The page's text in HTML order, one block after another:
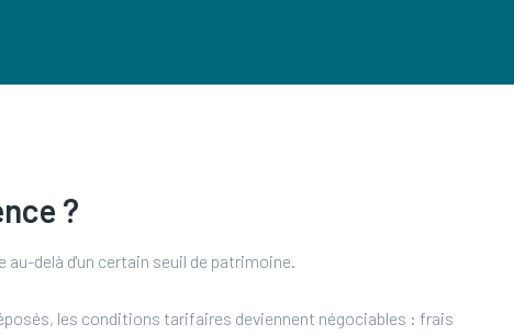
?
delà d'un certain seuil de patrimoine.
les conditions tarifaires deviennent négociables : frais